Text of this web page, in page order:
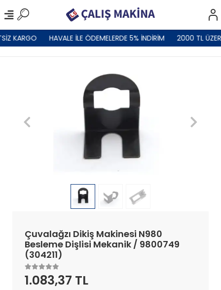
KARGO HAVALE İLE ÖDEMELERDE 5% İNDİRİM 2000 TL
Çuvalağzı Dikiş Makinesi N980
Besleme Dişlisi Mekanik / 9800749
(304211)
1.083,37 TL